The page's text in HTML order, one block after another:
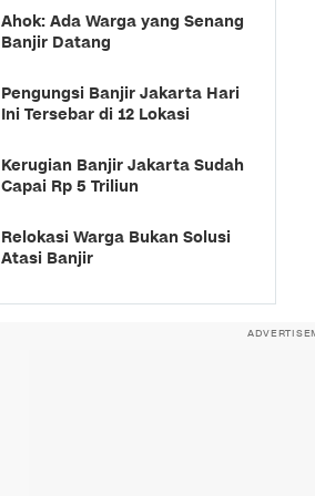
Ahok: Ada Warga yang Senang
Banjir Datang
Pengungsi Banjir Jakarta Hari
Ini Tersebar di 12 Lokasi
Kerugian Banjir Jakarta Sudah
Capai Rp 5 Triliun
Relokasi Warga Bukan Solusi
Atasi Banjir